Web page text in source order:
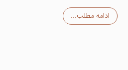
ادامه مطلب...